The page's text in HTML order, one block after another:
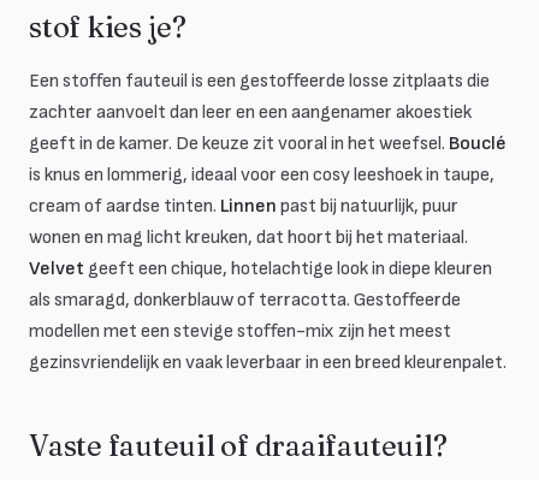
stof kies je?
Een stoffen fauteuil is een gestoffeerde losse zitplaats die
zachter aanvoelt dan leer en een aangenamer akoestiek
geeft in de kamer. De keuze zit vooral in het weefsel. Bouclé
is knus en lommerig, ideaal voor een cosy leeshoek in taupe,
cream of aardse tinten. Linnen past bij natuurlijk, puur
wonen en mag licht kreuken, dat hoort bij het materiaal.
Velvet geeft een chique, hotelachtige look in diepe kleuren
als smaragd, donkerblauw of terracotta. Gestoffeerde
modellen met een stevige stoffen-mix zijn het meest
gezinsvriendelijk en vaak leverbaar in een breed kleurenpalet.
Vaste fauteuil of draaifauteuil?